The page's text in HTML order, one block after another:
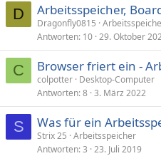
D Arbeitsspeicher,
Dragonfly0815
Antworten 10 29. Oktober
C Browser friert ein -
colpotter Desktop-Computer
Antworten 8 3. März 2022
S Was für ein
Strix 25 Arbeitsspeicher
Antworten 3 23. Juli 2019